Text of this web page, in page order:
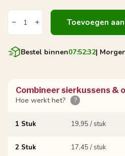
Toevoegen
Bestel binnen07:52:31|
Combineer sierkussens &
Hoe werkt het?
?
1 Stuk 19,95 / stuk
2 Stuk 17,45 / stuk